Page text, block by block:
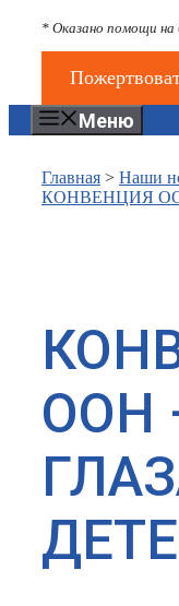
* Оказано помощи на
Меню
Главная > Наши
КОНВЕНЦИЯ
ООН